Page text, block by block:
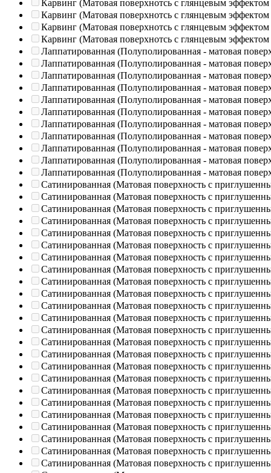
Карвинг (Матовая поверхнотсь с глянцевым эффектом
Карвинг (Матовая поверхнотсь с глянцевым эффектом
Карвинг (Матовая поверхнотсь с глянцевым эффектом
Карвинг (Матовая поверхнотсь с глянцевым эффектом
Лаппатированная (Полуполированная - матовая
Лаппатированная (Полуполированная - матовая
Лаппатированная (Полуполированная - матовая
Лаппатированная (Полуполированная - матовая
Лаппатированная (Полуполированная - матовая
Лаппатированная (Полуполированная - матовая
Лаппатированная (Полуполированная - матовая
Лаппатированная (Полуполированная - матовая
Лаппатированная (Полуполированная - матовая
Лаппатированная (Полуполированная - матовая
Лаппатированная (Полуполированная - матовая
Сатинированная (Матовая поверхность с
Сатинированная (Матовая поверхность с
Сатинированная (Матовая поверхность с
Сатинированная (Матовая поверхность с
Сатинированная (Матовая поверхность с
Сатинированная (Матовая поверхность с
Сатинированная (Матовая поверхность с
Сатинированная (Матовая поверхность с
Сатинированная (Матовая поверхность с
Сатинированная (Матовая поверхность с
Сатинированная (Матовая поверхность с
Сатинированная (Матовая поверхность с
Сатинированная (Матовая поверхность с
Сатинированная (Матовая поверхность с
Сатинированная (Матовая поверхность с
Сатинированная (Матовая поверхность с
Сатинированная (Матовая поверхность с
Сатинированная (Матовая поверхность с
Сатинированная (Матовая поверхность с
Сатинированная (Матовая поверхность с
Сатинированная (Матовая поверхность с
Сатинированная (Матовая поверхность с
Сатинированная (Матовая поверхность с
Сатинированная (Матовая поверхность с